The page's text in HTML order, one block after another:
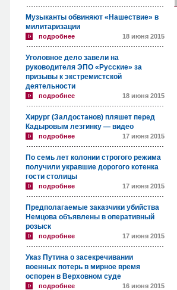
Музыканты обвиняют «Нашествие» в
милитаризации
подробнее 18 июня 2015
Уголовное дело завели на
руководителя ЭПО «Русские» за
призывы к экстремистской
деятельности
подробнее 18 июня 2015
Хирург (Залдостанов) пляшет перед
Кадыровым лезгинку — видео
подробнее 17 июня 2015
По семь лет колонии строгого режима
получили укравшие дорогого котенка
гости столицы
подробнее 17 июня 2015
Предполагаемые заказчики убийства
Немцова объявлены в оперативный
розыск
подробнее 17 июня 2015
Указ Путина о засекречивании
военных потерь в мирное время
оспорен в Верховном суде
подробнее 16 июня 2015